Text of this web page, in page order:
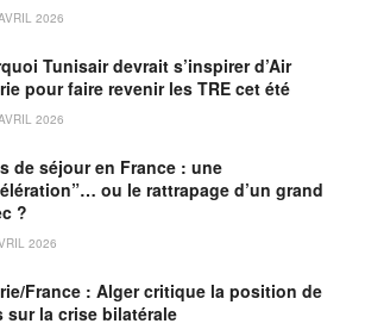
2026
Tunisair devrait s’inspirer d’Air
pour faire revenir les TRE cet été
2026
de séjour en France : une
ou le rattrapage d’un grand
?
2026
France : Alger critique la position de
sur la crise bilatérale